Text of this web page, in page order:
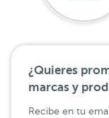
¿Quieres
marcas y
Recibe en tu